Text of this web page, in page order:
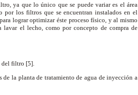
ya que lo único que se puede variar es el área
los filtros que se encuentran instalados en el
lograr optimizar éste proceso físico, y al mismo
el lecho, como por concepto de compra de
del filtro [5].
la planta de tratamiento de agua de inyección a